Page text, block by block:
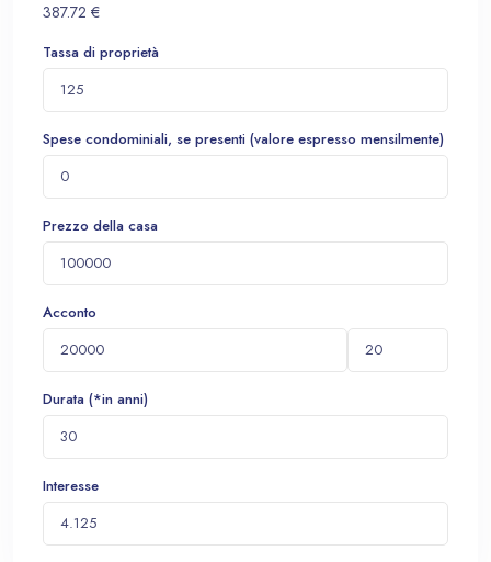
387.72 €
Tassa di proprietà
Spese condominiali, se presenti (valore espresso mensilmente)
Prezzo della casa
Acconto
Durata (*in anni)
Interesse